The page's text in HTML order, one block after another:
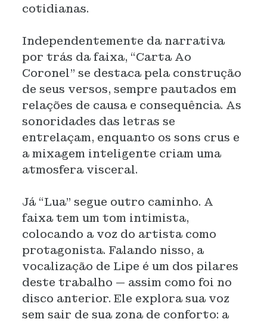
cotidianas.
Independentemente da narrativa
por trás da faixa, “Carta Ao
Coronel” se destaca pela construção
de seus versos, sempre pautados em
relações de causa e consequência. As
sonoridades das letras se
entrelaçam, enquanto os sons crus e
a mixagem inteligente criam uma
atmosfera visceral.
Já “Lua” segue outro caminho. A
faixa tem um tom intimista,
colocando a voz do artista como
protagonista. Falando nisso, a
vocalização de Lipe é um dos pilares
deste trabalho — assim como foi no
disco anterior. Ele explora sua voz
sem sair de sua zona de conforto: a